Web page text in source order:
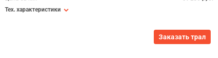
Тех. характеристики
Заказать трал